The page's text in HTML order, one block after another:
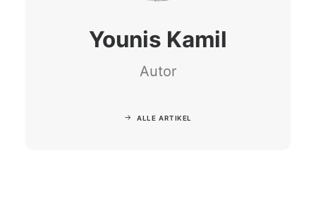
Younis Kamil
Autor
ALLE ARTIKEL